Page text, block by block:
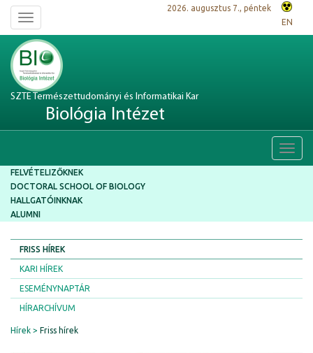
Toggle
navigation
2026. augusztus 7., péntek
EN
SZTE Természettudományi és Informatikai Kar
Biológia Intézet
FELVÉTELIZŐKNEK
DOCTORAL SCHOOL OF BIOLOGY
HALLGATÓINKNAK
ALUMNI
FRISS HÍREK
KARI HÍREK
ESEMÉNYNAPTÁR
HÍRARCHÍVUM
Hírek Friss hírek